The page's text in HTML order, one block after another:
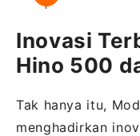
Inovasi
Hino 500
Tak hanya itu,
menghadirkan